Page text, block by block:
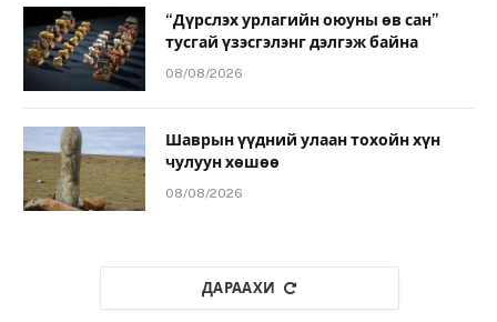
“Дүрслэх урлагийн оюуны өв сан”
тусгай үзэсгэлэнг дэлгэж байна
08/08/2026
Шаврын үүдний улаан тохойн хүн
чулуун хөшөө
08/08/2026
ДАРААХИ